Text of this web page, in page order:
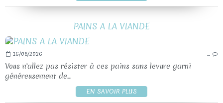
PAINS A LA VIANDE
16/05/2026 …
Vous n'allez pas résister à ces pains sans levure garni
généreusement de...
EN SAVOIR PLUS